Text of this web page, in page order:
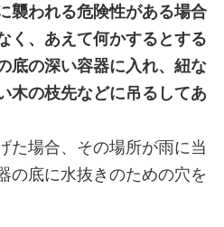
襲われる危険性がある場合
く、あえて何かするとする
底の深い容器に入れ、紐な
木の枝先などに吊るしてあ
た場合、その場所が雨に当
の底に水抜きのための穴を